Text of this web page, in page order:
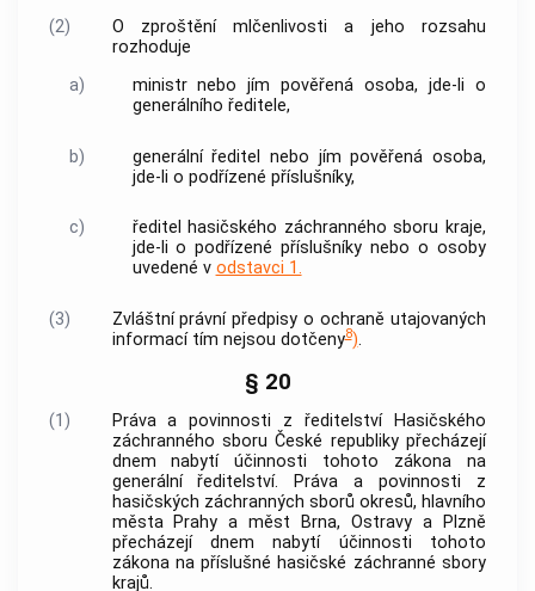
(2)
O zproštění mlčenlivosti a jeho rozsahu
rozhoduje
a)
ministr nebo jím pověřená osoba, jde-li o
generálního ředitele,
b)
generální ředitel nebo jím pověřená osoba,
jde-li o podřízené příslušníky,
c)
ředitel hasičského záchranného sboru kraje,
jde-li o podřízené příslušníky nebo o osoby
uvedené v odstavci 1.
(3)
Zvláštní právní předpisy o ochraně utajovaných
informací tím nejsou dotčeny8).
§ 20
(1)
Práva a povinnosti z ředitelství Hasičského
záchranného sboru České republiky přecházejí
dnem nabytí účinnosti tohoto zákona na
generální ředitelství. Práva a povinnosti z
hasičských záchranných sborů okresů, hlavního
města Prahy a měst Brna, Ostravy a Plzně
přecházejí dnem nabytí účinnosti tohoto
zákona na příslušné hasičské záchranné sbory
krajů.